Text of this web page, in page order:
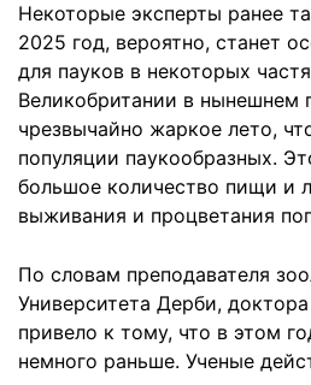
Некоторые эксперты ранее
2025 год, вероятно, станет
для пауков в некоторых
Великобритании в нынешнем
чрезвычайно жаркое лето,
популяции паукообразных.
большое количество пищи и
выживания и процветания
По словам преподавателя
Университета Дерби,
привело к тому, что в этом
немного раньше. Ученые